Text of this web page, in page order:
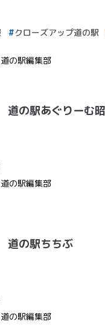
クローズアップ道の駅
の駅編集部
道の駅あぐりーむ昭
の駅編集部
道の駅ちちぶ
の駅編集部